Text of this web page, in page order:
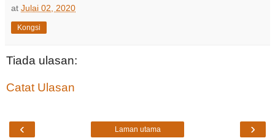
at Julai 02, 2020
Kongsi
Tiada ulasan:
Catat Ulasan
‹ ›
Laman utama